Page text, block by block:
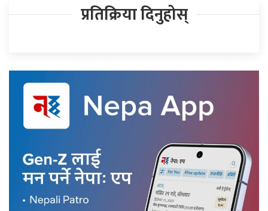
प्रतिक्रिया दिनुहोस्